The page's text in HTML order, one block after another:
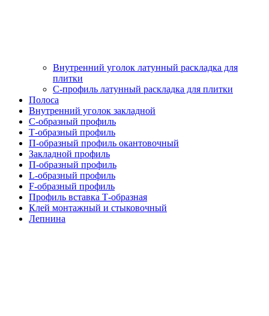
Внутренний уголок латунный раскладка для
плитки
С-профиль латунный раскладка для плитки
Полоса
Внутренний уголок закладной
С-образный профиль
Т-образный профиль
П-образный профиль окантовочный
Закладной профиль
П-образный профиль
L-образный профиль
F-образный профиль
Профиль вставка Т-образная
Клей монтажный и стыковочный
Лепнина